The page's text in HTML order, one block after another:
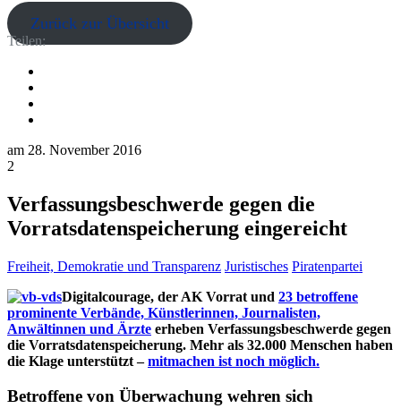
Zurück zur Übersicht
Teilen:
am 28. November 2016
2
Verfassungsbeschwerde gegen die
Vorratsdatenspeicherung eingereicht
Freiheit, Demokratie und Transparenz Juristisches Piratenpartei
Digitalcourage, der AK Vorrat und 23 betroffene
prominente Verbände, Künstlerinnen, Journalisten,
Anwältinnen und Ärzte erheben Verfassungsbeschwerde gegen
die Vorratsdatenspeicherung. Mehr als 32.000 Menschen haben
die Klage unterstützt –mitmachen ist noch möglich.
Betroffene von Überwachung wehren sich